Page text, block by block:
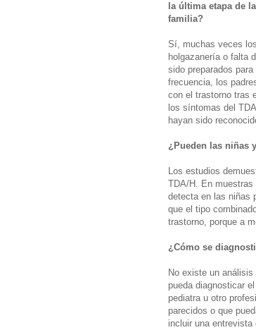
la última etapa de
familia?
Sí, muchas veces
holgazanería o falta
sido preparados
frecuencia, los
con el trastorno tras
los síntomas del
hayan sido
¿Pueden las niñas
Los estudios
TDA/H. En muestras
detecta en las niñas
que el tipo
trastorno, porque a
¿Cómo se
No existe un
pueda diagnosticar
pediatra u otro
parecidos o que
incluir una